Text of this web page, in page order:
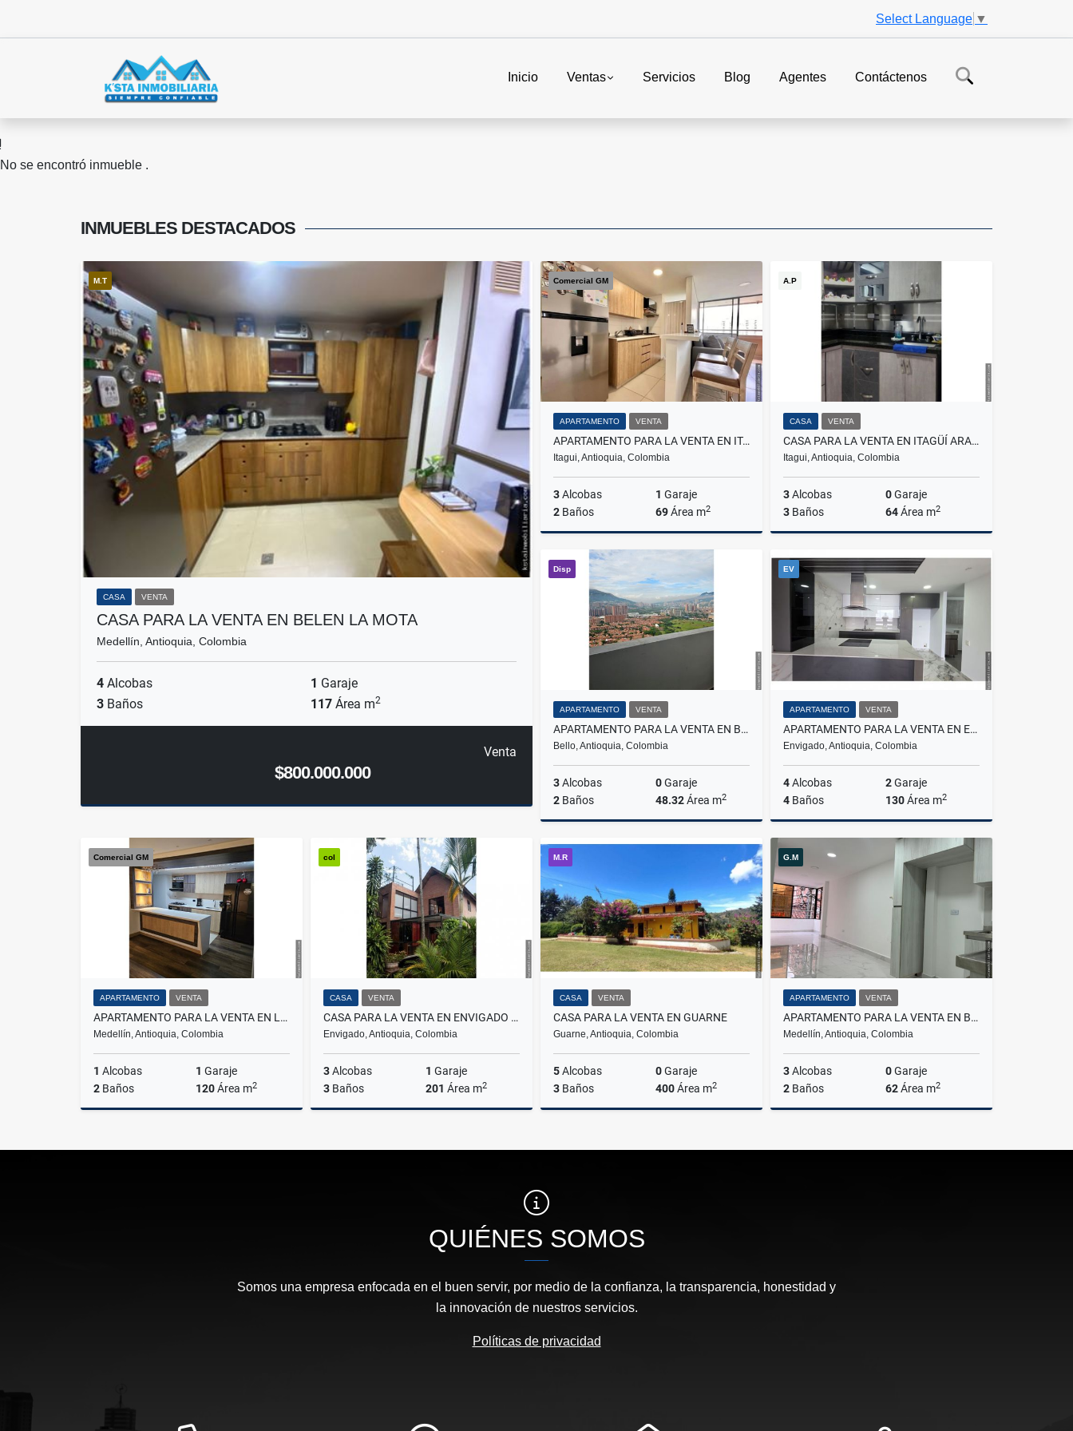
Select Language ▼
Inicio Ventas Servicios Blog Agentes Contáctenos
No se encontró inmueble .
INMUEBLES DESTACADOS
M.T
CASA VENTA
CASA PARA LA VENTA EN BELEN LA MOTA
Medellín, Antioquia, Colombia
4 Alcobas 1 Garaje
3 Baños 117 Área m2
Venta
$800.000.000
Comercial GM
APARTAMENTO VENTA
APARTAMENTO PARA LA VENTA EN ITAGÜÍ SURAMÉRICA
Itagui, Antioquia, Colombia
3Alcobas 1 Garaje
2 Baños 69Área m2
$480.000.000
A.P
CASA VENTA
CASA PARA LA VENTA EN ITAGÜÍ ARAGON
Itagui, Antioquia, Colombia
3Alcobas 0Garaje
3 Baños 64Área m2
Venta
$300.000.000
Disp
APARTAMENTO VENTA
APARTAMENTO PARA LA VENTA EN BELLO NIQUIA
Bello, Antioquia, Colombia
3Alcobas 0Garaje
2 Baños 48.32Área m2
Venta
EV
APARTAMENTO VENTA
APARTAMENTO PARA LA VENTA EN ENVIGADO LOMA DE LAS BRUJAS
Envigado, Antioquia, Colombia
4Alcobas 2Garaje
4 Baños 130Área m2
Venta
$1.200.000.000
Comercial GM
APARTAMENTO VENTA
APARTAMENTO PARA LA VENTA EN LAURELES NOGAL
Medellín, Antioquia, Colombia
1 Alcobas 1 Garaje
2 Baños 120Área m2
$780.000.000
col
CASA VENTA
CASA PARA LA VENTA EN ENVIGADO LOMA DE LAS BRUJAS
Envigado, Antioquia, Colombia
3Alcobas 1 Garaje
3 Baños 201 Área m2
$1.400.000.000
M.R
CASA VENTA
CASA PARA LA VENTA EN GUARNE
Guarne, Antioquia, Colombia
5Alcobas 0Garaje
3 Baños 400Área m2
$5.000.000.000
G.M
APARTAMENTO VENTA
APARTAMENTO PARA LA VENTA EN BELEN PARQUE
Medellín, Antioquia, Colombia
3Alcobas 0Garaje
2 Baños 62Área m2
$380.000.000
QUIÉNES SOMOS
Somos una empresa enfocada en el buen servir, por medio de la confianza, la transparencia, honestidad y
la innovación de nuestros servicios.
Políticas de privacidad